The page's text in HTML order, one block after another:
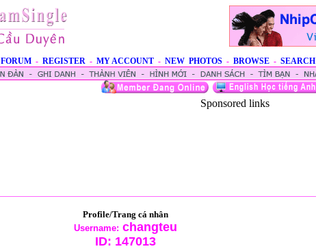
FORUM - REGISTER - MY ACCOUNT - NEW PHOTOS - BROWSE - SEARCH
Sponsored links
Profile/Trang cá nhân
Username: changteu
ID: 147013